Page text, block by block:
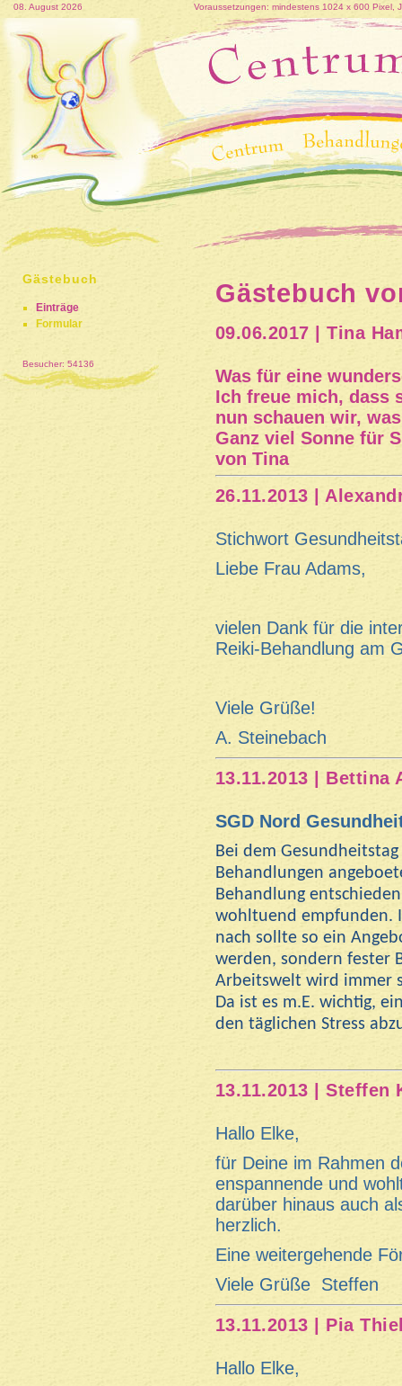
08. August 2026 Voraussetzungen: mindestens 1024 x 600 Pixel,
Gästebuch
Einträge
Formular
Besucher: 54136
Gästebuch
09.06.2017 | Tina
Was für eine
Ich freue mich, dass
nun schauen wir,
Ganz viel Sonne für
von Tina
26.11.2013 |
Stichwort
Liebe Frau Adams,
vielen Dank für die
Reiki-Behandlung am
Viele Grüße!
A. Steinebach
13.11.2013 | Bettina
SGD Nord
Bei dem
Behandlungen
Behandlung
wohltuend empfunden.
nach sollte so ein
werden, sondern fester
Arbeitswelt wird immer
Da ist es m.E. wichtig,
den täglichen Stress
13.11.2013 | Steffen
Hallo Elke,
für Deine im Rahmen
enspannende und
darüber hinaus auch
herzlich.
Eine weitergehende
Viele Grüße Steffen
13.11.2013 | Pia
Hallo Elke,